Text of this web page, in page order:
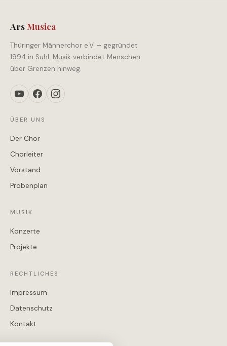
Ars Musica
Thüringer Männerchor e.V. – gegründet
1994 in Suhl. Musik verbindet Menschen
über Grenzen hinweg.
ÜBER UNS
Der Chor
Chorleiter
Vorstand
Probenplan
MUSIK
Konzerte
Projekte
RECHTLICHES
Impressum
Datenschutz
Kontakt